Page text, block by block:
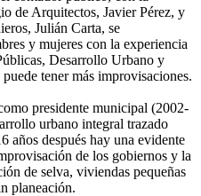
de Arquitectos, Javier Pérez, y
Julián Carta, se
y mujeres con la experiencia
Desarrollo Urbano y
tener más improvisaciones.
presidente municipal (2002-
urbano integral trazado
años después hay una evidente
de los gobiernos y la
de selva, viviendas pequeñas
planeación.